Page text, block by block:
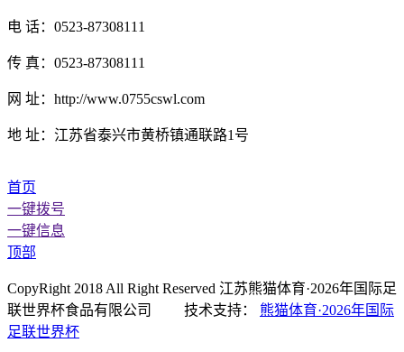
电 话：0523-87308111
传 真：0523-87308111
网 址：http://www.0755cswl.com
地 址：江苏省泰兴市黄桥镇通联路1号
首页
一键拨号
一键信息
顶部
CopyRight 2018 All Right Reserved 江苏熊猫体育·2026年国际足
联世界杯食品有限公司 技术支持： 熊猫体育·2026年国际
足联世界杯